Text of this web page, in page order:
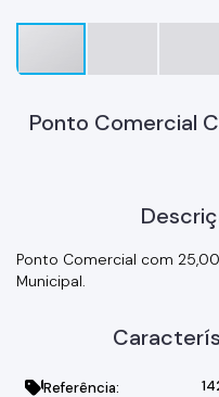
Ponto Comercial
Ponto Comercial com
Municipal.
Referência: